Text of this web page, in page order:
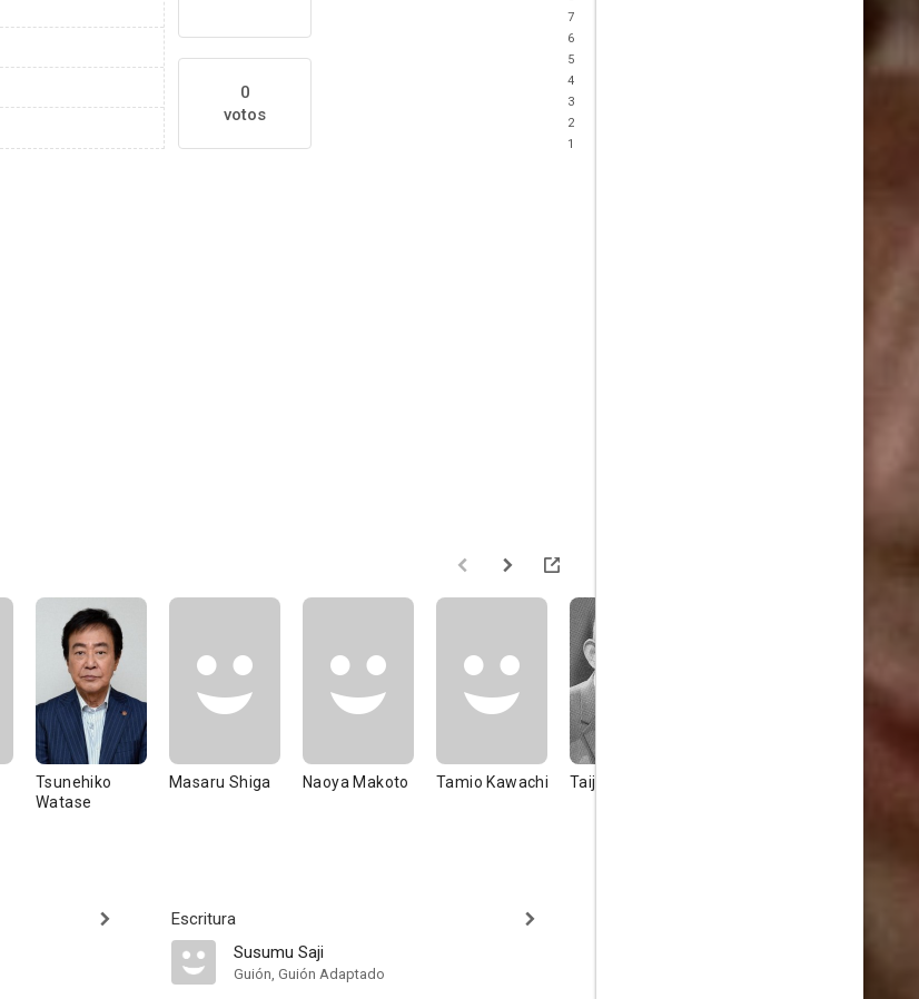
0
votos
7
6
5
4
3
2
1
Tsunehiko
Watase
Masaru Shiga Naoya Makoto Tamio Kawachi Taiji Tonoyama
Escritura
Susumu Saji
Guión, Guión Adaptado